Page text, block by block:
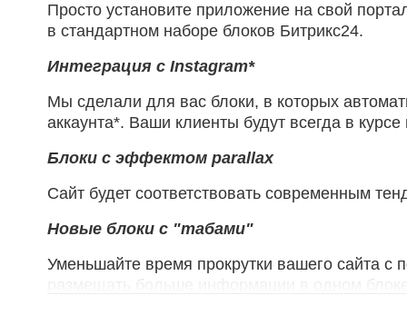
Просто установите приложение на свой
в стандартном наборе блоков Битрикс24.
Интеграция с Instagram*
Мы сделали для вас блоки, в которых
аккаунта*. Ваши клиенты будут всегда в
Блоки с эффектом parallax
Сайт будет соответствовать современным
Новые блоки с "табами"
Уменьшайте время прокрутки вашего сайта
размещать больше информации в одном